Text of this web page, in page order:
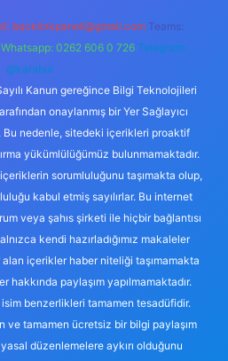
backlinkpaneli@gmail.com Teams:
Whatsapp: 0262 606 0 726 Telegram:
@karabul
Kanun gereğince Bilgi Teknolojileri
onaylanmış bir Yer Sağlayıcı
nedenle, sitedeki içerikleri proaktif
yükümlülüğümüz bulunmamaktadır.
sorumluluğunu taşımakta olup,
kabul etmiş sayılırlar. Bu internet
veya şahıs şirketi ile hiçbir bağlantısı
kendi hazırladığımız makaleler
alan içerikler haber niteliği taşımamakta
hakkında paylaşım yapılmamaktadır.
benzerlikleri tamamen tesadüfidir.
ve tamamen ücretsiz bir bilgi paylaşım
düzenlemelere aykırı olduğunu